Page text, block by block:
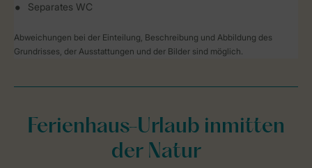
Separates WC
Abweichungen bei der Einteilung, Beschreibung und Abbildung des
Grundrisses, der Ausstattungen und der Bilder sind möglich.
Ferienhaus-Urlaub inmitten
der Natur